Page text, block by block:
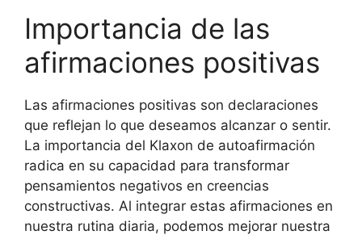
Importancia de las
afirmaciones positivas
Las afirmaciones positivas son declaraciones
que reflejan lo que deseamos alcanzar o sentir.
La importancia del Klaxon de autoafirmación
radica en su capacidad para transformar
pensamientos negativos en creencias
constructivas. Al integrar estas afirmaciones en
nuestra rutina diaria, podemos mejorar nuestra